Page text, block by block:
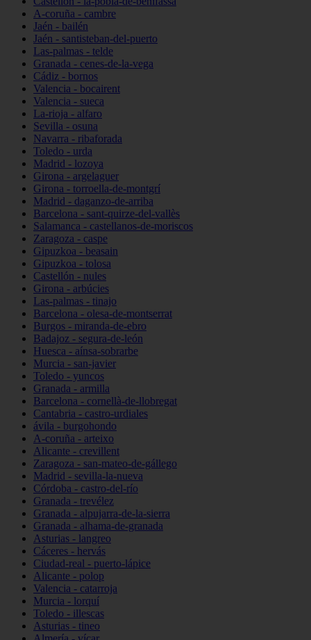
A-coruña - cambre
Jaén - bailén
Jaén - santisteban-del-puerto
Las-palmas - telde
Granada - cenes-de-la-vega
Cádiz - bornos
Valencia - bocairent
Valencia - sueca
La-rioja - alfaro
Sevilla - osuna
Navarra - ribaforada
Toledo - urda
Madrid - lozoya
Girona - argelaguer
Girona - torroella-de-montgrí
Madrid - daganzo-de-arriba
Barcelona - sant-quirze-del-vallès
Salamanca - castellanos-de-moriscos
Zaragoza - caspe
Gipuzkoa - beasain
Gipuzkoa - tolosa
Castellón - nules
Girona - arbúcies
Las-palmas - tinajo
Barcelona - olesa-de-montserrat
Burgos - miranda-de-ebro
Badajoz - segura-de-león
Huesca - aínsa-sobrarbe
Murcia - san-javier
Toledo - yuncos
Granada - armilla
Barcelona - cornellà-de-llobregat
Cantabria - castro-urdiales
ávila - burgohondo
A-coruña - arteixo
Alicante - crevillent
Zaragoza - san-mateo-de-gállego
Madrid - sevilla-la-nueva
Córdoba - castro-del-río
Granada - trevélez
Granada - alpujarra-de-la-sierra
Granada - alhama-de-granada
Asturias - langreo
Cáceres - hervás
Ciudad-real - puerto-lápice
Alicante - polop
Valencia - catarroja
Murcia - lorquí
Toledo - illescas
Asturias - tineo